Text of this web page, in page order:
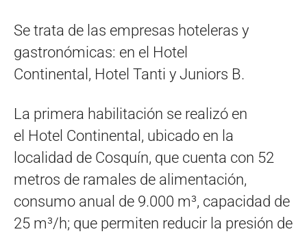
Se trata de las empresas hoteleras y
gastronómicas: en el Hotel
Continental, Hotel Tanti y Juniors B.
La primera habilitación se realizó en
el Hotel Continental, ubicado en la
localidad de Cosquín, que cuenta con 52
metros de ramales de alimentación,
consumo anual de 9.000 m³, capacidad de
25 m³/h; que permiten reducir la presión de